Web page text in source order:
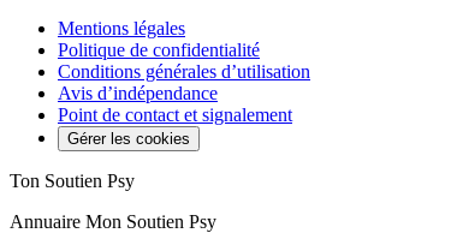
Mentions légales
Politique de confidentialité
Conditions générales d’utilisation
Avis d’indépendance
Point de contact et signalement
Gérer les cookies
Ton Soutien Psy
Annuaire Mon Soutien Psy